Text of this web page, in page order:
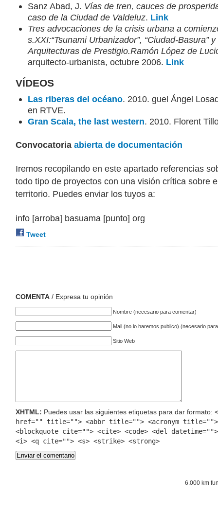
Sanz Abad, J. Vías de tren, cauces de
caso de la Ciudad de Valdeluz. Link
Tres advocaciones de la crisis urbana a
s.XXI:“Tsunami Urbanizador”, “Ciudad-Basura” y
Arquitecturas de Prestigio.Ramón López de
arquitecto-urbanista, octubre 2006. Link
VÍDEOS
Las riberas del océano. 2010. guel Ángel
en RTVE.
Gran Scala, the last western. 2010. Florent
Convocatoria abierta de documentación
Iremos recopilando en este apartado referencias
todo tipo de proyectos con una visión crítica sobre
territorio. Puedes enviar los tuyos a:
info [arroba] basuama [punto] org
Tweet
COMENTA / Expresa tu opinión
Nombre (necesario para comentar)
Mail (no lo haremos publico) (necesario
Sitio Web
XHTML: Puedes usar las siguientes etiquetas para dar formato:
href="" title=""> <abbr title=""> <acronym title="">
<blockquote cite=""> <cite> <code> <del datetime="">
<i> <q cite=""> <s> <strike> <strong>
6.000 km